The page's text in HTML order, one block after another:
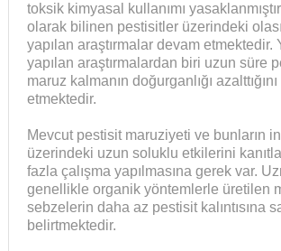
toksik kimyasal kullanımı
olarak bilinen pestisitler üzerindeki
yapılan araştırmalar devam etmektedir.
yapılan araştırmalardan biri uzun süre
maruz kalmanın doğurganlığı
etmektedir.
Mevcut pestisit maruziyeti ve bunların
üzerindeki uzun soluklu etkilerini
fazla çalışma yapılmasına gerek var.
genellikle organik yöntemlerle üretilen
sebzelerin daha az pestisit kalıntısına
belirtmektedir.